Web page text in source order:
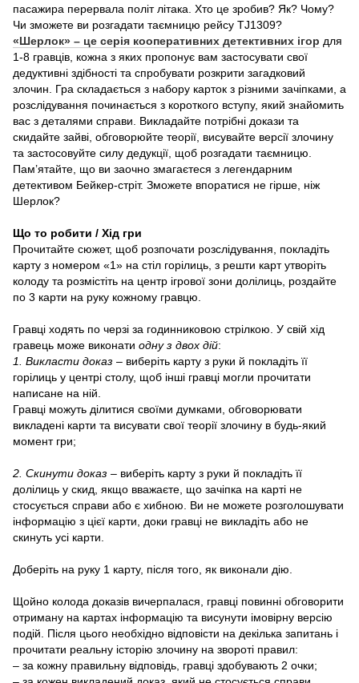
пасажира перервала політ літака. Хто це зробив? Як? Чому?
Чи зможете ви розгадати таємницю рейсу TJ1309?
«Шерлок» – це серія кооперативних детективних ігор для
1-8 гравців, кожна з яких пропонує вам застосувати свої
дедуктивні здібності та спробувати розкрити загадковий
злочин. Гра складається з набору карток з різними зачіпками, а
розслідування починається з короткого вступу, який знайомить
вас з деталями справи. Викладайте потрібні докази та
скидайте зайві, обговорюйте теорії, висувайте версії злочину
та застосовуйте силу дедукції, щоб розгадати таємницю.
Пам’ятайте, що ви заочно змагаєтеся з легендарним
детективом Бейкер-стріт. Зможете впоратися не гірше, ніж
Шерлок?
Що то робити / Хід гри
Прочитайте сюжет, щоб розпочати розслідування, покладіть
карту з номером «1» на стіл горілиць, з решти карт утворіть
колоду та розмістіть на центр ігрової зони долілиць, роздайте
по 3 карти на руку кожному гравцю.
Гравці ходять по черзі за годинниковою стрілкою. У свій хід
гравець може виконати одну з двох дій:
1. Викласти доказ – виберіть карту з руки й покладіть її
горілиць у центрі столу, щоб інші гравці могли прочитати
написане на ній.
Гравці можуть ділитися своїми думками, обговорювати
викладені карти та висувати свої теорії злочину в будь-який
момент гри;
2. Скинути доказ – виберіть карту з руки й покладіть її
долілиць у скид, якщо вважаєте, що зачіпка на карті не
стосується справи або є хибною. Ви не можете розголошувати
інформацію з цієї карти, доки гравці не викладіть або не
скинуть усі карти.
Доберіть на руку 1 карту, після того, як виконали дію.
Щойно колода доказів вичерпалася, гравці повинні обговорити
отриману на картах інформацію та висунути імовірну версію
подій. Після цього необхідно відповісти на декілька запитань і
прочитати реальну історію злочину на звороті правил:
– за кожну правильну відповідь, гравці здобувають 2 очки;